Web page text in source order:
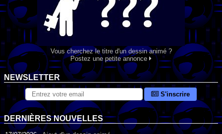
Vous cherchez le titre d'un dessin animé ?
Postez une petite annonce
NEWSLETTER
S'inscrire
DERNIÈRES NOUVELLES